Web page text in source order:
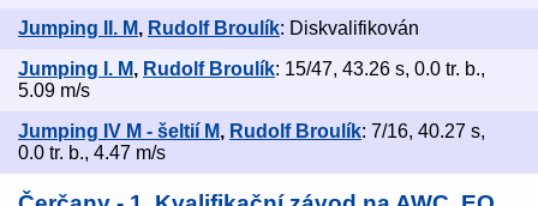
Jumping II. M, Rudolf Broulík: Diskvalifikován
Jumping I. M, Rudolf Broulík: 15/47, 43.26 s, 0.0 tr. b.,
5.09 m/s
Jumping IV M - šeltií M, Rudolf Broulík: 7/16, 40.27 s,
0.0 tr. b., 4.47 m/s